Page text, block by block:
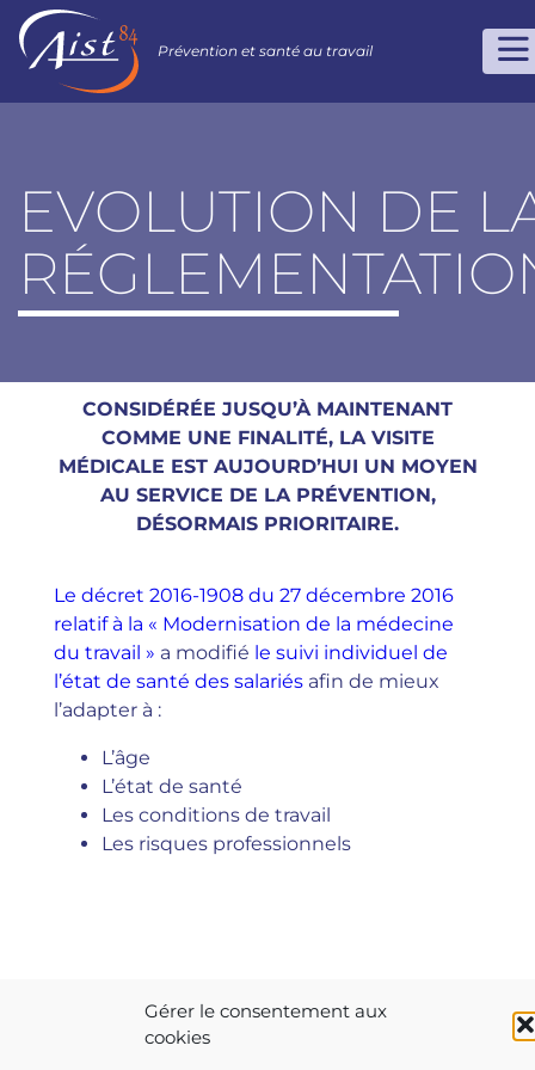
Gérer le consentement aux
cookies
Prévention et santé au travail
EVOLUTION DE
CONSIDÉRÉE JUSQU’À MAINTENANT
COMME UNE FINALITÉ, LA VISITE
MÉDICALE EST AUJOURD’HUI UN MOYEN
AU SERVICE DE LA PRÉVENTION,
DÉSORMAIS PRIORITAIRE.
Le décret 2016-1908 du 27 décembre 2016
relatif à la « Modernisation de la médecine
du travail » a modifié le suivi individuel de
l’état de santé des salariés afin de mieux
l’adapter à :
L’âge
L’état de santé
Les conditions de travail
Les risques professionnels